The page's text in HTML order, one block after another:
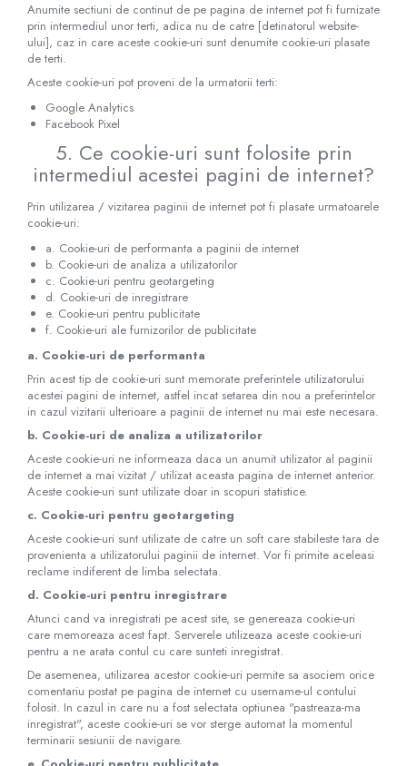
Anumite sectiuni de continut de pe pagina de internet pot fi furnizate
prin intermediul unor terti, adica nu de catre [detinatorul website-
ului], caz in care aceste cookie-uri sunt denumite cookie-uri plasate
de terti.
Aceste cookie-uri pot proveni de la urmatorii terti:
Google Analytics
Facebook Pixel
5. Ce cookie-uri sunt folosite prin
intermediul acestei pagini de internet?
Prin utilizarea / vizitarea paginii de internet pot fi plasate urmatoarele
cookie-uri:
a. Cookie-uri de performanta a paginii de internet
b. Cookie-uri de analiza a utilizatorilor
c. Cookie-uri pentru geotargeting
d. Cookie-uri de inregistrare
e. Cookie-uri pentru publicitate
f. Cookie-uri ale furnizorilor de publicitate
a. Cookie-uri de performanta
Prin acest tip de cookie-uri sunt memorate preferintele utilizatorului
acestei pagini de internet, astfel incat setarea din nou a preferintelor
in cazul vizitarii ulterioare a paginii de internet nu mai este necesara.
b. Cookie-uri de analiza a utilizatorilor
Aceste cookie-uri ne informeaza daca un anumit utilizator al paginii
de internet a mai vizitat / utilizat aceasta pagina de internet anterior.
Aceste cookie-uri sunt utilizate doar in scopuri statistice.
c. Cookie-uri pentru geotargeting
Aceste cookie-uri sunt utilizate de catre un soft care stabileste tara de
provenienta a utilizatorului paginii de internet. Vor fi primite aceleasi
reclame indiferent de limba selectata.
d. Cookie-uri pentru inregistrare
Atunci cand va inregistrati pe acest site, se genereaza cookie-uri
care memoreaza acest fapt. Serverele utilizeaza aceste cookie-uri
pentru a ne arata contul cu care sunteti inregistrat.
De asemenea, utilizarea acestor cookie-uri permite sa asociem orice
comentariu postat pe pagina de internet cu username-ul contului
folosit. In cazul in care nu a fost selectata optiunea "pastreaza-ma
inregistrat", aceste cookie-uri se vor sterge automat la momentul
terminarii sesiunii de navigare.